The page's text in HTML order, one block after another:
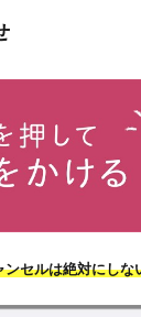
セルは絶対にしな